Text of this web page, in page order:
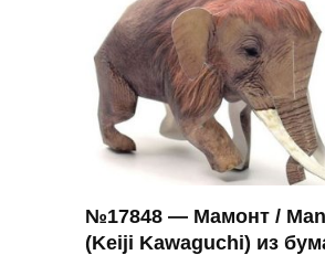
№17848 — Мамонт /
(Keiji Kawaguchi) из